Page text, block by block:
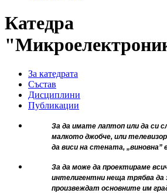
Катедра
За катедрата
Състав
Дисциплини
Публикации
За да имате лаптоп или да си
малкото джобче, или
да виси на стената,
За да може да проектираме
интелигентни неща трябва да
произвеждат основните им